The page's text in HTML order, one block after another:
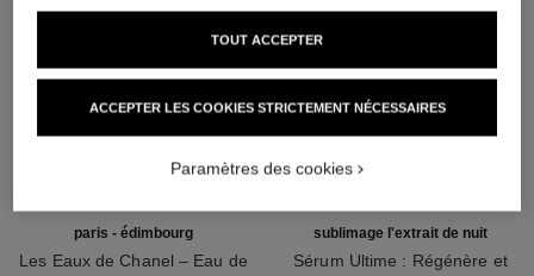
paris - édimbourg
Les Eaux de Chanel – Eau de
sublimage l'extrait de nuit
Sérum Ultime : Régénère et
ACCEPTER LES COOKIES STRICTEMENT NÉCESSAIRES
TOUT ACCEPTER
Paramètres des cookies